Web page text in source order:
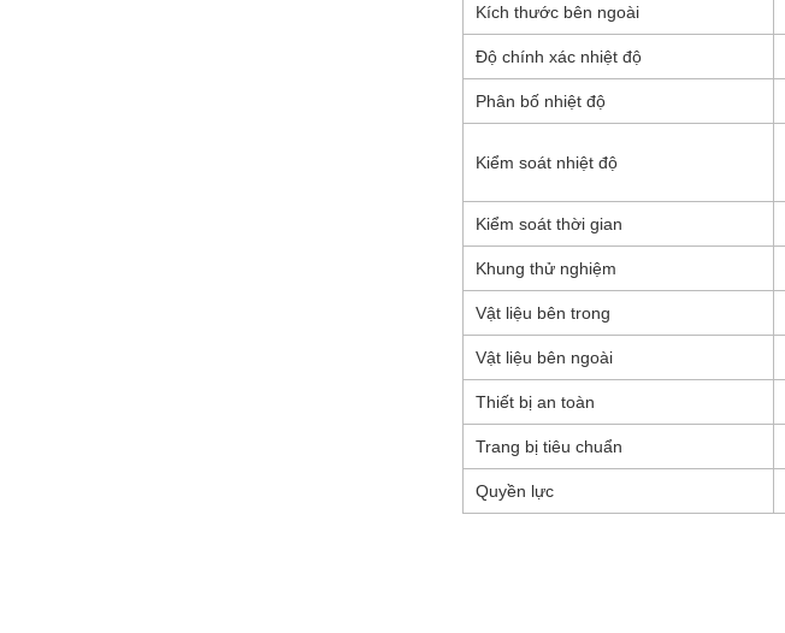
Kích thước bên ngoài
Độ chính xác nhiệt độ
Phân bố nhiệt độ
Kiểm soát nhiệt độ
Kiểm soát thời gian
Khung thử nghiệm
Vật liệu bên trong
Vật liệu bên ngoài
Thiết bị an toàn
Trang bị tiêu chuẩn
Quyền lực